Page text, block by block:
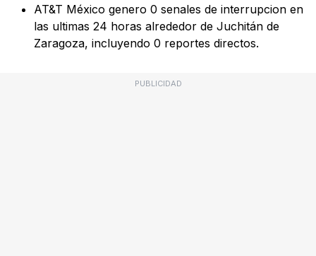
AT&T México genero 0 senales de interrupcion en
las ultimas 24 horas alrededor de Juchitán de
Zaragoza, incluyendo 0 reportes directos.
PUBLICIDAD